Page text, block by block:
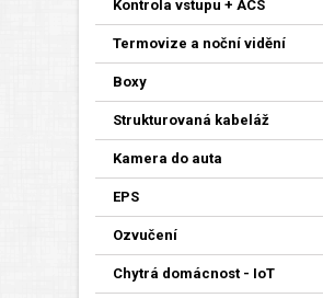
Kontrola vstupu + ACS
Termovize a noční vidění
Boxy
Strukturovaná kabeláž
Kamera do auta
EPS
Ozvučení
Chytrá domácnost - IoT